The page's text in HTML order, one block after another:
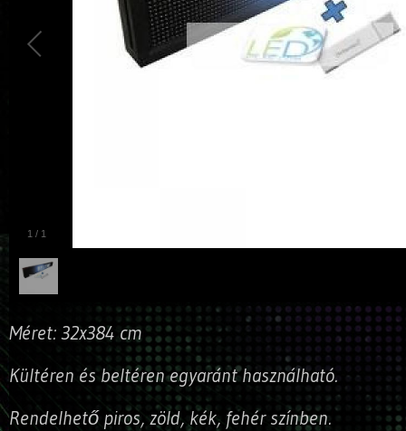
1 / 1
Méret: 32x384 cm
Kültéren és beltéren egyaránt használható.
Rendelhető piros, zöld, kék, fehér színben.